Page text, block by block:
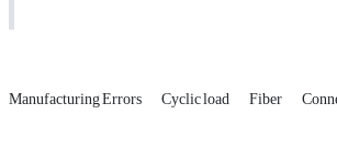
Manufacturing Errors Cyclic load Fiber